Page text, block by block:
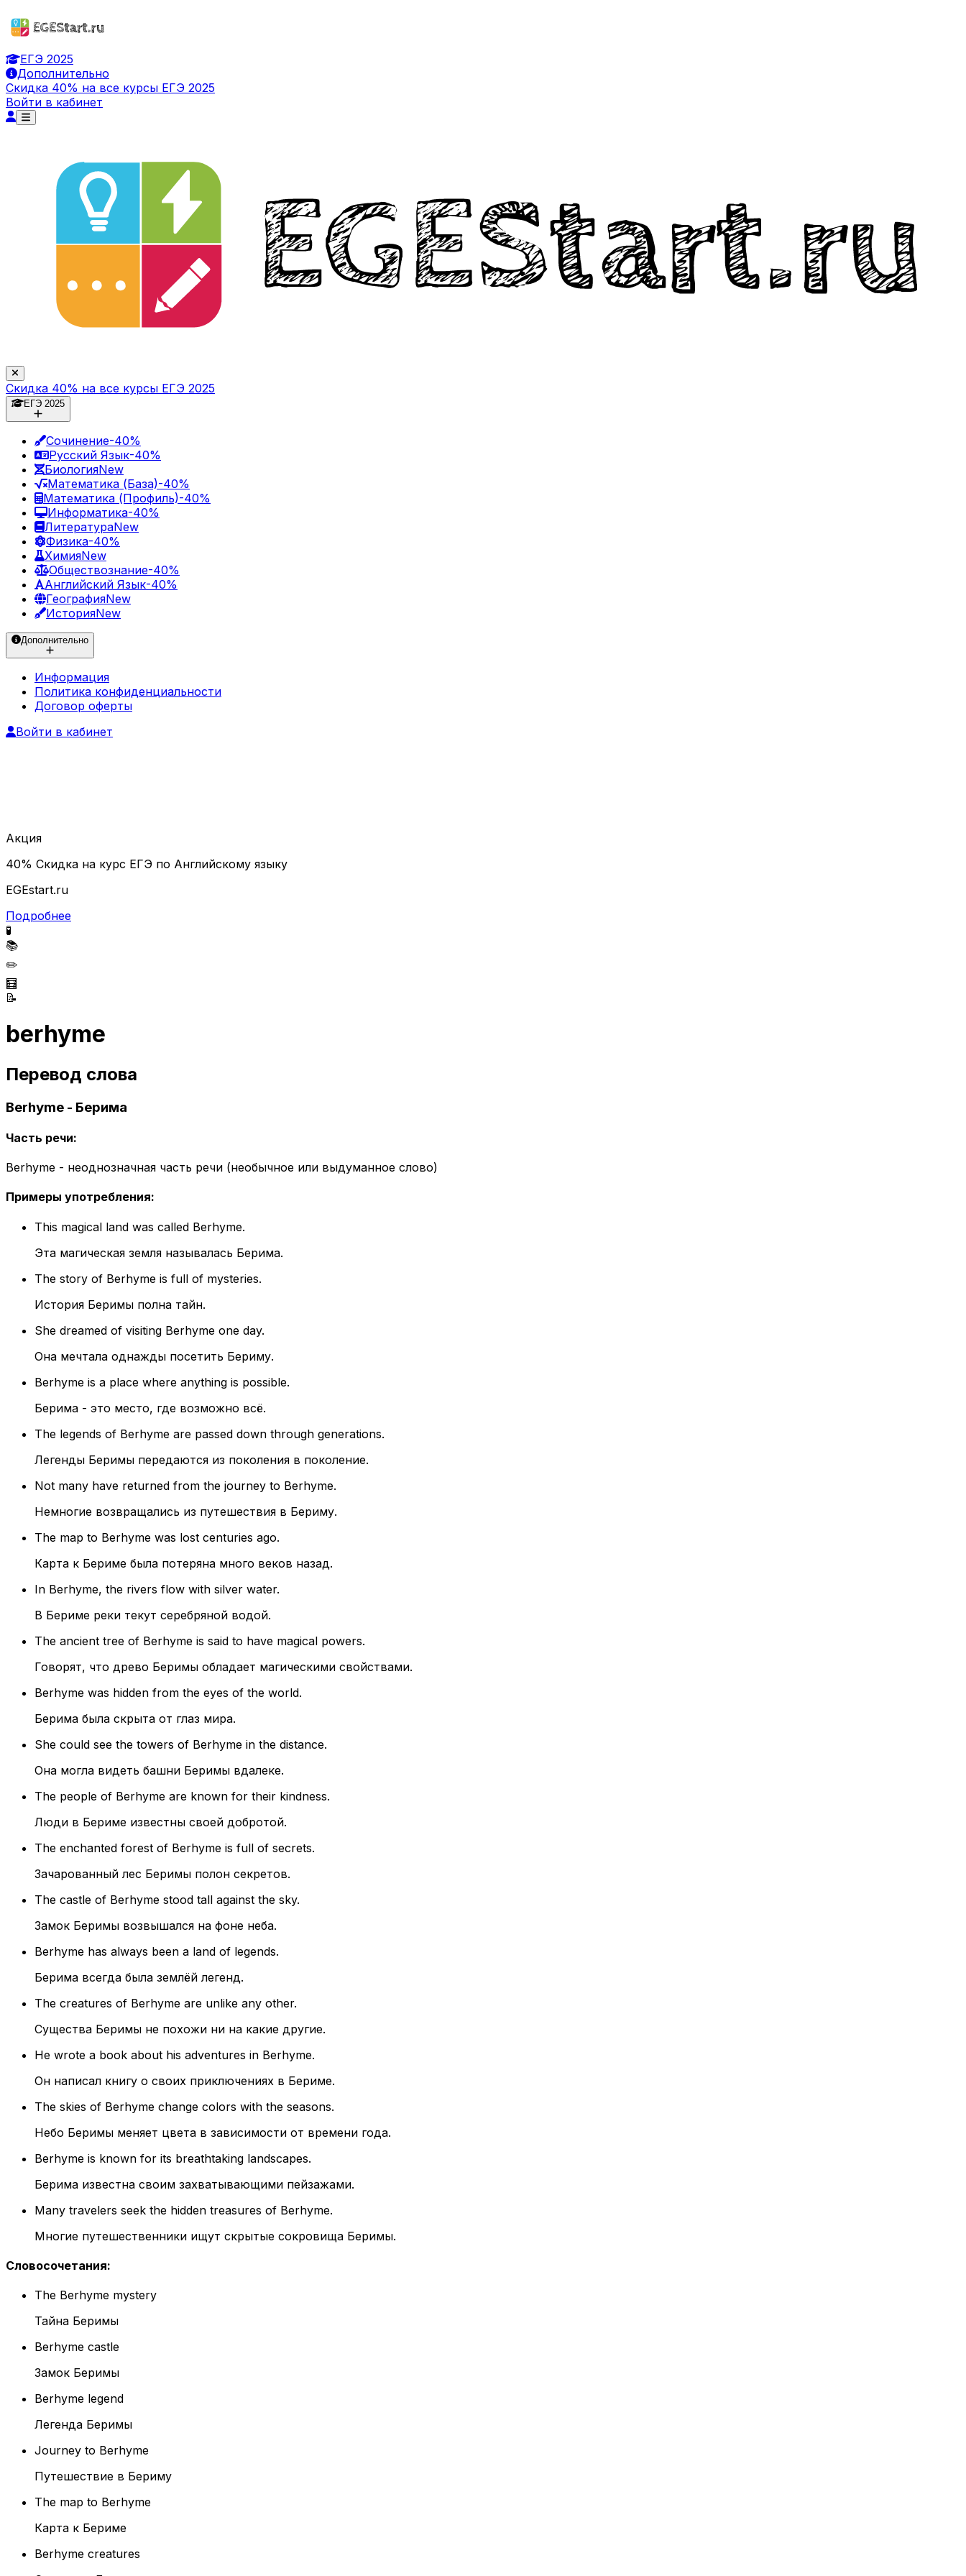
ЕГЭ 2025
Дополнительно
Скидка 40% на все курсы ЕГЭ 2025
Войти в кабинет
Скидка 40% на все курсы ЕГЭ 2025
ЕГЭ 2025
Сочинение-40%
Русский Язык-40%
БиологияNew
Математика (База)-40%
Математика (Профиль)-40%
Информатика-40%
ЛитератураNew
Физика-40%
ХимияNew
Обществознание-40%
Английский Язык-40%
ГеографияNew
ИсторияNew
Дополнительно
Информация
Политика конфиденциальности
Договор оферты
Войти в кабинет
Акция
40% Скидка на курс ЕГЭ по Английскому языку
EGEstart.ru
Подробнее
🧪
📚
✏️
🧮
📝
berhyme
Перевод слова
Berhyme - Берима
Часть речи:
Berhyme - неоднозначная часть речи (необычное или выдуманное слово)
Примеры употребления:
This magical land was called Berhyme.
Эта магическая земля называлась Берима.
The story of Berhyme is full of mysteries.
История Беримы полна тайн.
She dreamed of visiting Berhyme one day.
Она мечтала однажды посетить Бериму.
Berhyme is a place where anything is possible.
Берима - это место, где возможно всё.
The legends of Berhyme are passed down through generations.
Легенды Беримы передаются из поколения в поколение.
Not many have returned from the journey to Berhyme.
Немногие возвращались из путешествия в Бериму.
The map to Berhyme was lost centuries ago.
Карта к Бериме была потеряна много веков назад.
In Berhyme, the rivers flow with silver water.
В Бериме реки текут серебряной водой.
The ancient tree of Berhyme is said to have magical powers.
Говорят, что древо Беримы обладает магическими свойствами.
Berhyme was hidden from the eyes of the world.
Берима была скрыта от глаз мира.
She could see the towers of Berhyme in the distance.
Она могла видеть башни Беримы вдалеке.
The people of Berhyme are known for their kindness.
Люди в Бериме известны своей добротой.
The enchanted forest of Berhyme is full of secrets.
Зачарованный лес Беримы полон секретов.
The castle of Berhyme stood tall against the sky.
Замок Беримы возвышался на фоне неба.
Berhyme has always been a land of legends.
Берима всегда была землёй легенд.
The creatures of Berhyme are unlike any other.
Существа Беримы не похожи ни на какие другие.
He wrote a book about his adventures in Berhyme.
Он написал книгу о своих приключениях в Бериме.
The skies of Berhyme change colors with the seasons.
Небо Беримы меняет цвета в зависимости от времени года.
Berhyme is known for its breathtaking landscapes.
Берима известна своим захватывающими пейзажами.
Many travelers seek the hidden treasures of Berhyme.
Многие путешественники ищут скрытые сокровища Беримы.
Словосочетания:
The Berhyme mystery
Тайна Беримы
Berhyme castle
Замок Беримы
Berhyme legend
Легенда Беримы
Journey to Berhyme
Путешествие в Бериму
The map to Berhyme
Карта к Бериме
Berhyme creatures